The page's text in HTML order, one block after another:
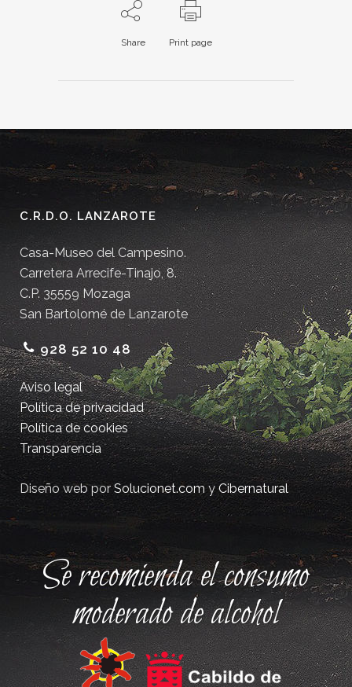
Share Print page
C.R.D.O. LANZAROTE
Casa-Museo del Campesino.
Carretera Arrecife-Tinajo, 8.
C.P. 35559 Mozaga
San Bartolomé de Lanzarote
928 52 10 48
Aviso legal
Política de privacidad
Política de cookies
Transparencia
Diseño web porSolucionet.comyCibernatural
Se recomienda el consumo
moderado de alcohol